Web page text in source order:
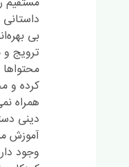
بی
ترویج و
کرده و
همراه
دینی
آموزش
وجود